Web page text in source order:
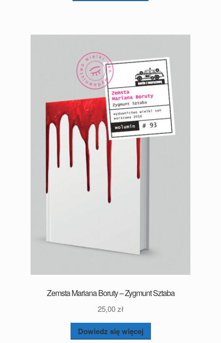
Zemsta Mariana Boruty – Zygmunt Sztaba
25,00zł
Dowiedz się więcej